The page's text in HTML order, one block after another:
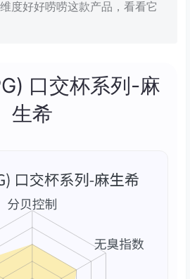
度好好唠唠这款产品，看看它
口交杯系列-麻
生希